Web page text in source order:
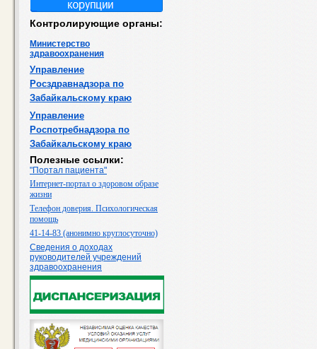
Контролирующие органы:
Министерство
здравоохранения
Управление
Росздравнадзора по
Забайкальскому краю
Управление
Роспотребнадзора по
Забайкальскому краю
Полезные ссылки:
"Портал пациента"
Интернет-портал о здоровом образе
жизни
Телефон доверия. Психологическая
помощь
41-14-83 (анонимно круглосуточно)
Сведения о доходах
руководителей учреждений
здравоохранения